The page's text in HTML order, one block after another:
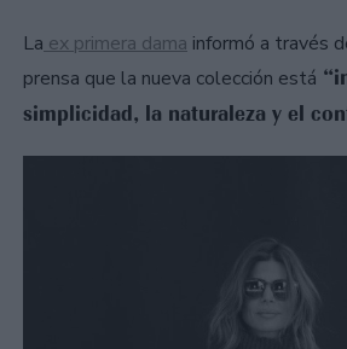
La ex primera dama informó a través
prensa que la nueva colección está
simplicidad, la naturaleza y el